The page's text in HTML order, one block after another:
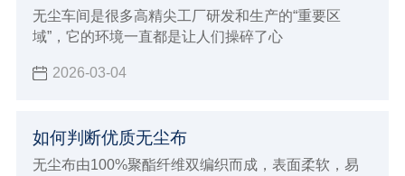
无尘车间是很多高精尖工厂研发和生产的“重要区
域”，它的环境一直都是让人们操碎了心
2026-03-04
如何判断优质无尘布
无尘布由100%聚酯纤维双编织而成，表面柔软，易